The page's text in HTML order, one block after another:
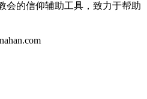
会的信仰辅助工具，致力于帮助